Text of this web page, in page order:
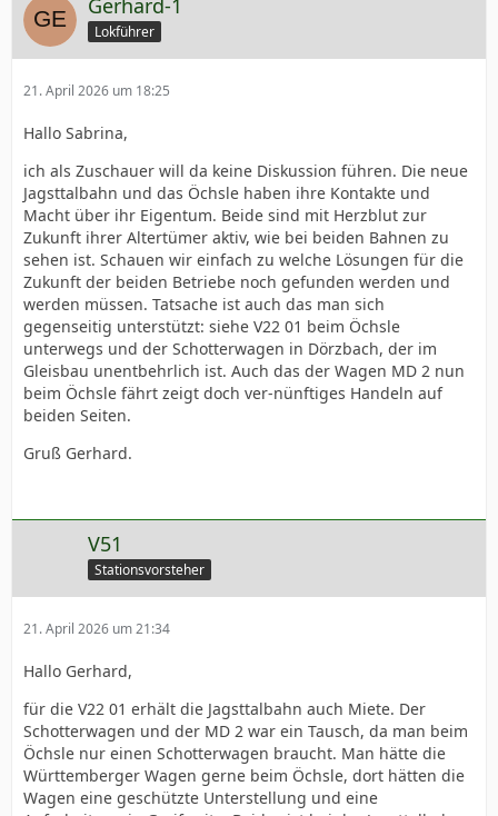
Gerhard-1
Lokführer
21. April 2026 um 18:25
Hallo Sabrina,
ich als Zuschauer will da keine Diskussion führen. Die neue
Jagsttalbahn und das Öchsle haben ihre Kontakte und
Macht über ihr Eigentum. Beide sind mit Herzblut zur
Zukunft ihrer Altertümer aktiv, wie bei beiden Bahnen zu
sehen ist. Schauen wir einfach zu welche Lösungen für die
Zukunft der beiden Betriebe noch gefunden werden und
werden müssen. Tatsache ist auch das man sich
gegenseitig unterstützt: siehe V22 01 beim Öchsle
unterwegs und der Schotterwagen in Dörzbach, der im
Gleisbau unentbehrlich ist. Auch das der Wagen MD 2 nun
beim Öchsle fährt zeigt doch ver-nünftiges Handeln auf
beiden Seiten.
Gruß Gerhard.
V51
Stationsvorsteher
21. April 2026 um 21:34
Hallo Gerhard,
für die V22 01 erhält die Jagsttalbahn auch Miete. Der
Schotterwagen und der MD 2 war ein Tausch, da man beim
Öchsle nur einen Schotterwagen braucht. Man hätte die
Württemberger Wagen gerne beim Öchsle, dort hätten die
Wagen eine geschützte Unterstellung und eine